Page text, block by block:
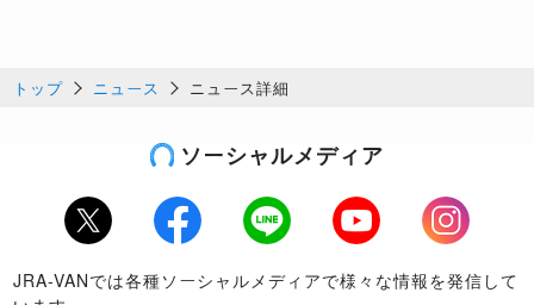
トップ ニュース ニュース詳細
ソーシャルメディア
Twitter Facebook LINE Youtube
Instagram
JRA-VANでは各種ソーシャルメディアで様々な情報を発信して